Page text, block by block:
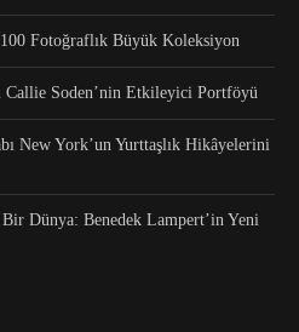
Fotoğraflık Büyük Koleksiyon
Callie Soden’nin Etkileyici Portföyü
New York’un Yurttaşlık Hikâyelerini
Bir Dünya: Benedek Lampert’in Yeni